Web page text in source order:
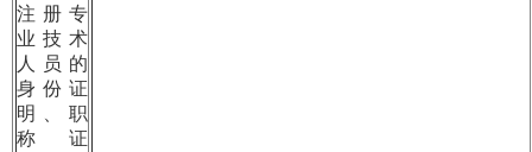
注册专
业技术
人员的
身份证
明、职
称证